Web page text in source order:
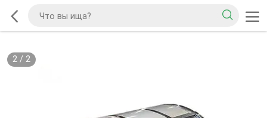
2/ 2